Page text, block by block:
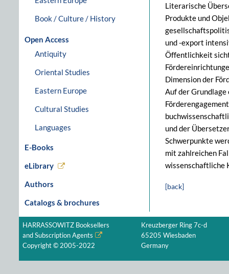
Book / Culture / History
Open Access
Antiquity
Oriental Studies
Eastern Europe
Cultural Studies
Languages
E-Books
eLibrary
Authors
Catalogs & brochures
Literarische
Produkte und
und -export
Öffentlichkeit
Dimension der
Auf der
und der
Schwerpunkte
mit zahlreichen
wissenschaftliche
[back]
HARRASSOWITZ Booksellers
and Subscription Agents
Copyright © 2005-2022
Kreuzberger Ring 7c-d
65205 Wiesbaden
Germany